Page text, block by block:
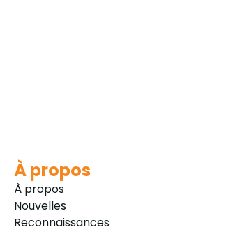
À propos
À propos
Nouvelles
Reconnaissances